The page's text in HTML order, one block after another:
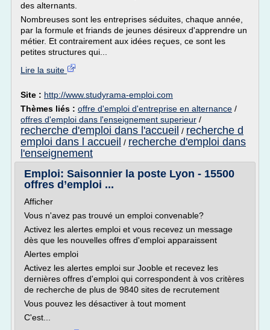
des alternants.
Nombreuses sont les entreprises séduites, chaque année,
par la formule et friands de jeunes désireux d'apprendre un
métier. Et contrairement aux idées reçues, ce sont les
petites structures qui...
Lire la suite
Site : http://www.studyrama-emploi.com
Thèmes liés : offre d'emploi d'entreprise en alternance /
offres d'emploi dans l'enseignement superieur /
recherche d'emploi dans l'accueil / recherche d
emploi dans l accueil / recherche d'emploi dans
l'enseignement
Emploi: Saisonnier la poste Lyon - 15500
offres d’emploi ...
Afficher
Vous n'avez pas trouvé un emploi convenable?
Activez les alertes emploi et vous recevez un message
dès que les nouvelles offres d'emploi apparaissent
Alertes emploi
Activez les alertes emploi sur Jooble et recevez les
dernières offres d'emploi qui correspondent à vos critères
de recherche de plus de 9840 sites de recrutement
Vous pouvez les désactiver à tout moment
C'est...